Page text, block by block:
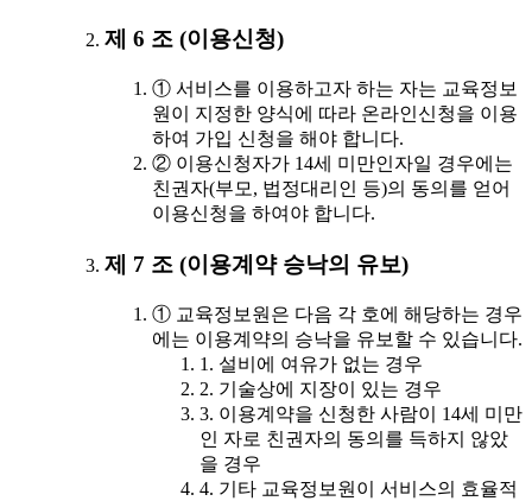
제 6 조 (이용신청)
① 서비스를 이용하고자 하는 자는 교육정보
원이 지정한 양식에 따라 온라인신청을 이용
하여 가입 신청을 해야 합니다.
② 이용신청자가 14세 미만인자일 경우에는
친권자(부모, 법정대리인 등)의 동의를 얻어
이용신청을 하여야 합니다.
제 7 조 (이용계약 승낙의 유보)
① 교육정보원은 다음 각 호에 해당하는 경우
에는 이용계약의 승낙을 유보할 수 있습니다.
1. 설비에 여유가 없는 경우
2. 기술상에 지장이 있는 경우
3. 이용계약을 신청한 사람이 14세 미만
인 자로 친권자의 동의를 득하지 않았
을 경우
4. 기타 교육정보원이 서비스의 효율적